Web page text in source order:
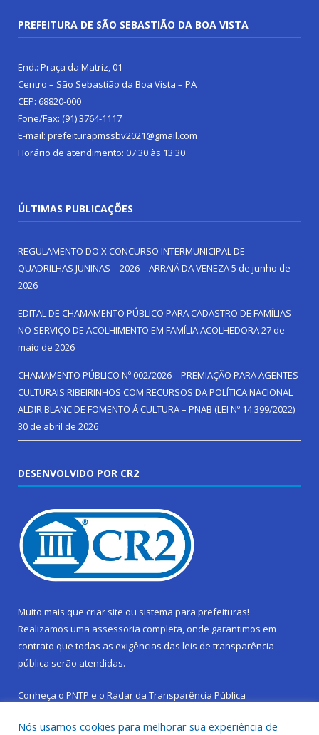
PREFEITURA DE SÃO SEBASTIÃO DA BOA VISTA
End.: Praça da Matriz, 01
Centro – São Sebastião da Boa Vista – PA
CEP: 68820-000
Fone/Fax: (91) 3764-1117
E-mail: prefeiturapmssbv2021@gmail.com
Horário de atendimento: 07:30 às 13:30
ÚLTIMAS PUBLICAÇÕES
REGULAMENTO DO X CONCURSO INTERMUNICIPAL DE
QUADRILHAS JUNINAS – 2026 – ARRAIÁ DA VENEZA5 de junho de
2026
EDITAL DE CHAMAMENTO PÚBLICO PARA CADASTRO DE FAMÍLIAS
NO SERVIÇO DE ACOLHIMENTO EM FAMÍLIA ACOLHEDORA27 de
maio de 2026
CHAMAMENTO PÚBLICO Nº 002/2026 – PREMIAÇÃO PARA AGENTES
CULTURAIS RIBEIRINHOS COM RECURSOS DA POLÍTICA NACIONAL
ALDIR BLANC DE FOMENTO Á CULTURA – PNAB (LEI Nº 14.399/2022)
30 de abril de 2026
DESENVOLVIDO POR CR2
Muito mais que criar site ou sistema para prefeituras!
Realizamos uma assessoria completa, onde garantimos em
contrato que todas as exigências das leis de transparência
pública serão atendidas.
Conheça o PNTP e o Radar da Transparência Pública
Nós usamos cookies para melhorar sua experiência de